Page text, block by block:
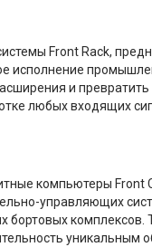
Front Rack,
исполнение
и
любых входящих
компьютеры
управляющих
бортовых
уникальным